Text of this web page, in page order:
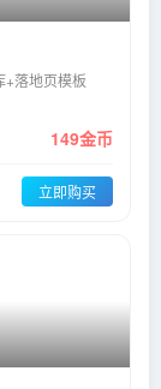
+落地页模板
149金币
立即购买